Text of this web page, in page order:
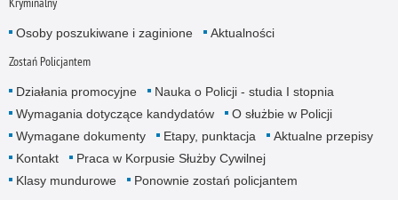
Osoby poszukiwane i zaginione Aktualności
Zostań Policjantem
Działania promocyjne
Nauka o Policji - studia I stopnia
Wymagania dotyczące kandydatów
O służbie w Policji
Wymagane dokumenty
Etapy, punktacja
Aktualne przepisy
Kontakt
Praca w Korpusie Służby Cywilnej
Klasy mundurowe
Ponownie zostań policjantem